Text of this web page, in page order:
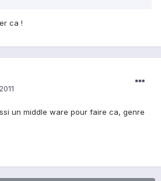
ca !
un middle ware pour faire ca, genre